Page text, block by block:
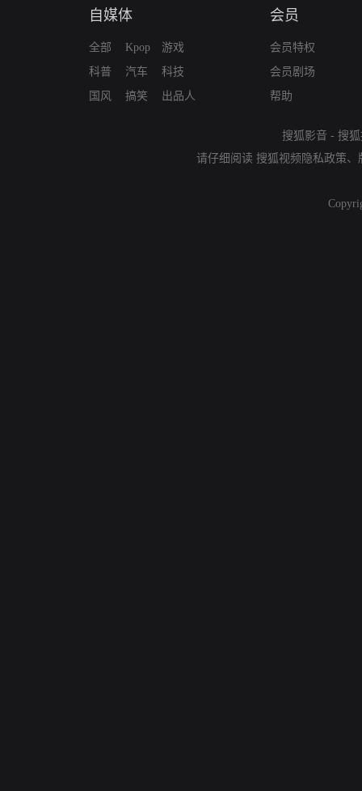
自媒体
全部
科普
国风
Kpop
汽车
搞笑
游戏
科技
出品人
会员
会员特权
会员剧场
帮助
搜狐影音 - 搜
请仔细阅读 搜狐视频隐私政策、